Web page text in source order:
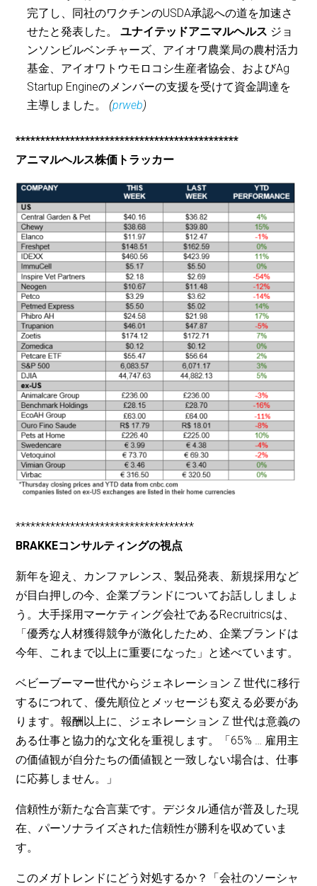
完了し、同社のワクチンのUSDA承認への道を加速さ
せたと発表した。ユナイテッドアニマルヘルス ジョ
ンソンビルベンチャーズ、アイオワ農業局の農村活力
基金、アイオワトウモロコシ生産者協会、およびAg
Startup Engineのメンバーの支援を受けて資金調達を
主導しました。
(prweb)
*********************************************
アニマルヘルス株価トラッカー
************************************
BRAKKEコンサルティングの視点
新年を迎え、カンファレンス、製品発表、新規採用など
が目白押しの今、企業ブランドについてお話ししましょ
う。大手採用マーケティング会社であるRecruitricsは、
「優秀な人材獲得競争が激化したため、企業ブランドは
今年、これまで以上に重要になった」と述べています。
ベビーブーマー世代からジェネレーション Z 世代に移行
するにつれて、優先順位とメッセージも変える必要があ
ります。報酬以上に、ジェネレーション Z 世代は意義の
ある仕事と協力的な文化を重視します。「65% … 雇用主
の価値観が自分たちの価値観と一致しない場合は、仕事
に応募しません。」
信頼性が新たな合言葉です。デジタル通信が普及した現
在、パーソナライズされた信頼性が勝利を収めていま
す。
このメガトレンドにどう対処するか？「会社のソーシャ